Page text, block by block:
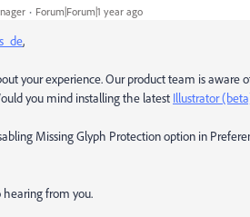
Forum|Forum|1 year ago
,
your experience. Our product team is
you mind installing the latest Illustrator
Missing Glyph Protection option in
from you.